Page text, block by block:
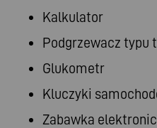
Kalkulator
Podgrzewacz typu
Glukometr
Kluczyki
Zabawka